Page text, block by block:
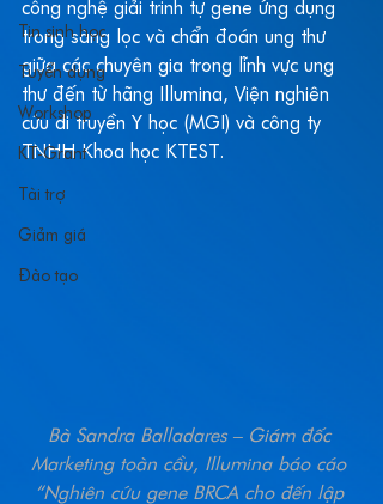
Tin sinh học
Tuyển dụng
Workshop
KT-Grant
Tài trợ
Giảm giá
Đào tạo
công nghệ giải trình tự gene ứng dụng
trong sàng lọc và chẩn đoán ung thư
giữa các chuyên gia trong lĩnh vực ung
thư đến từ hãng Illumina, Viện nghiên
cứu di truyền Y học (MGI) và công ty
TNHH Khoa học KTEST.
Bà Sandra Balladares – Giám đốc
Marketing toàn cầu, Illumina báo cáo
“Nghiên cứu gene BRCA cho đến lập